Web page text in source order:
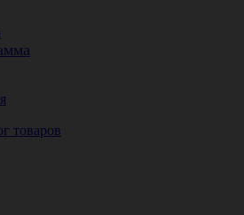
товаров